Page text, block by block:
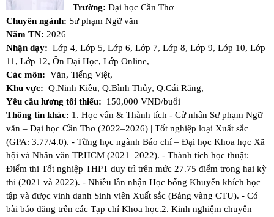
Trường: Đại học Cần Thơ
Chuyên ngành: Sư phạm Ngữ văn
Năm TN: 2026
Nhận dạy: Lớp 4, Lớp 5, Lớp 6, Lớp 7, Lớp 8, Lớp 9, Lớp 10, Lớp
11, Lớp 12, Ôn Đại Học, Lớp Online,
Các môn: Văn, Tiếng Việt,
Khu vực: Q.Ninh Kiều, Q.Bình Thủy, Q.Cái Răng,
Yêu cầu lương tối thiểu:
150,000 VNĐ/buổi
Thông tin khác: 1. Học vấn & Thành tích - ​Cử nhân Sư phạm Ngữ
văn – Đại học Cần Thơ (2022–2026) | Tốt nghiệp loại Xuất sắc
(GPA: 3.77/4.0). - Từng học ngành Báo chí – Đại học Khoa học Xã
hội và Nhân văn TP.HCM (2021–2022). - Thành tích học thuật:​
Điểm thi Tốt nghiệp THPT duy trì trên mức 27.75 điểm trong hai kỳ
thi (2021 và 2022). - Nhiều lần nhận Học bổng Khuyến khích học
tập và được vinh danh Sinh viên Xuất sắc (Bảng vàng CTU). - Có
bài báo đăng trên các Tạp chí Khoa học. ​2. Kinh nghiệm chuyên